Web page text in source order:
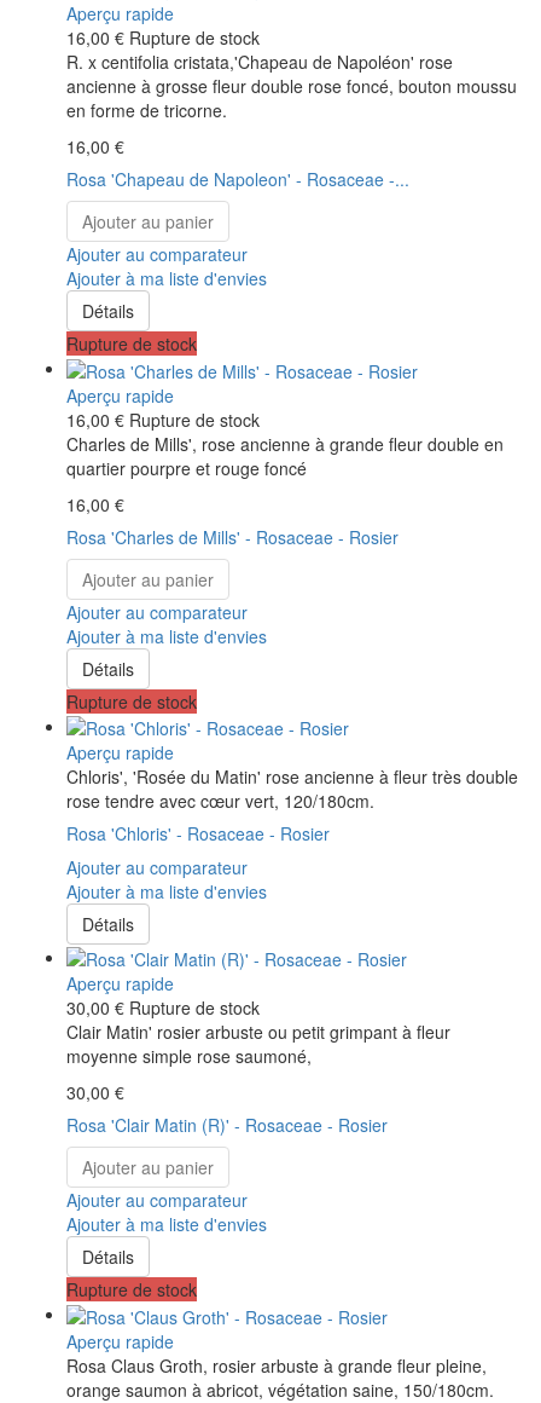
Aperçu rapide
16,00 € Rupture de stock
R. x centifolia cristata,'Chapeau de Napoléon' rose
ancienne à grosse fleur double rose foncé, bouton moussu
en forme de tricorne.
16,00 €
Rosa 'Chapeau de Napoleon' - Rosaceae -...
Ajouter au panier
Ajouter au comparateur
Ajouter à ma liste d'envies
Détails
Rupture de stock
Aperçu rapide
16,00 € Rupture de stock
Charles de Mills', rose ancienne à grande fleur double en
quartier pourpre et rouge foncé
16,00 €
Rosa 'Charles de Mills' - Rosaceae - Rosier
Ajouter au panier
Ajouter au comparateur
Ajouter à ma liste d'envies
Détails
Rupture de stock
Aperçu rapide
Chloris', 'Rosée du Matin' rose ancienne à fleur très double
rose tendre avec cœur vert, 120/180cm.
Rosa 'Chloris' - Rosaceae - Rosier
Ajouter au comparateur
Ajouter à ma liste d'envies
Détails
Aperçu rapide
30,00 € Rupture de stock
Clair Matin' rosier arbuste ou petit grimpant à fleur
moyenne simple rose saumoné,
30,00 €
Rosa 'Clair Matin (R)' - Rosaceae - Rosier
Ajouter au panier
Ajouter au comparateur
Ajouter à ma liste d'envies
Détails
Rupture de stock
Aperçu rapide
Rosa Claus Groth, rosier arbuste à grande fleur pleine,
orange saumon à abricot, végétation saine, 150/180cm.